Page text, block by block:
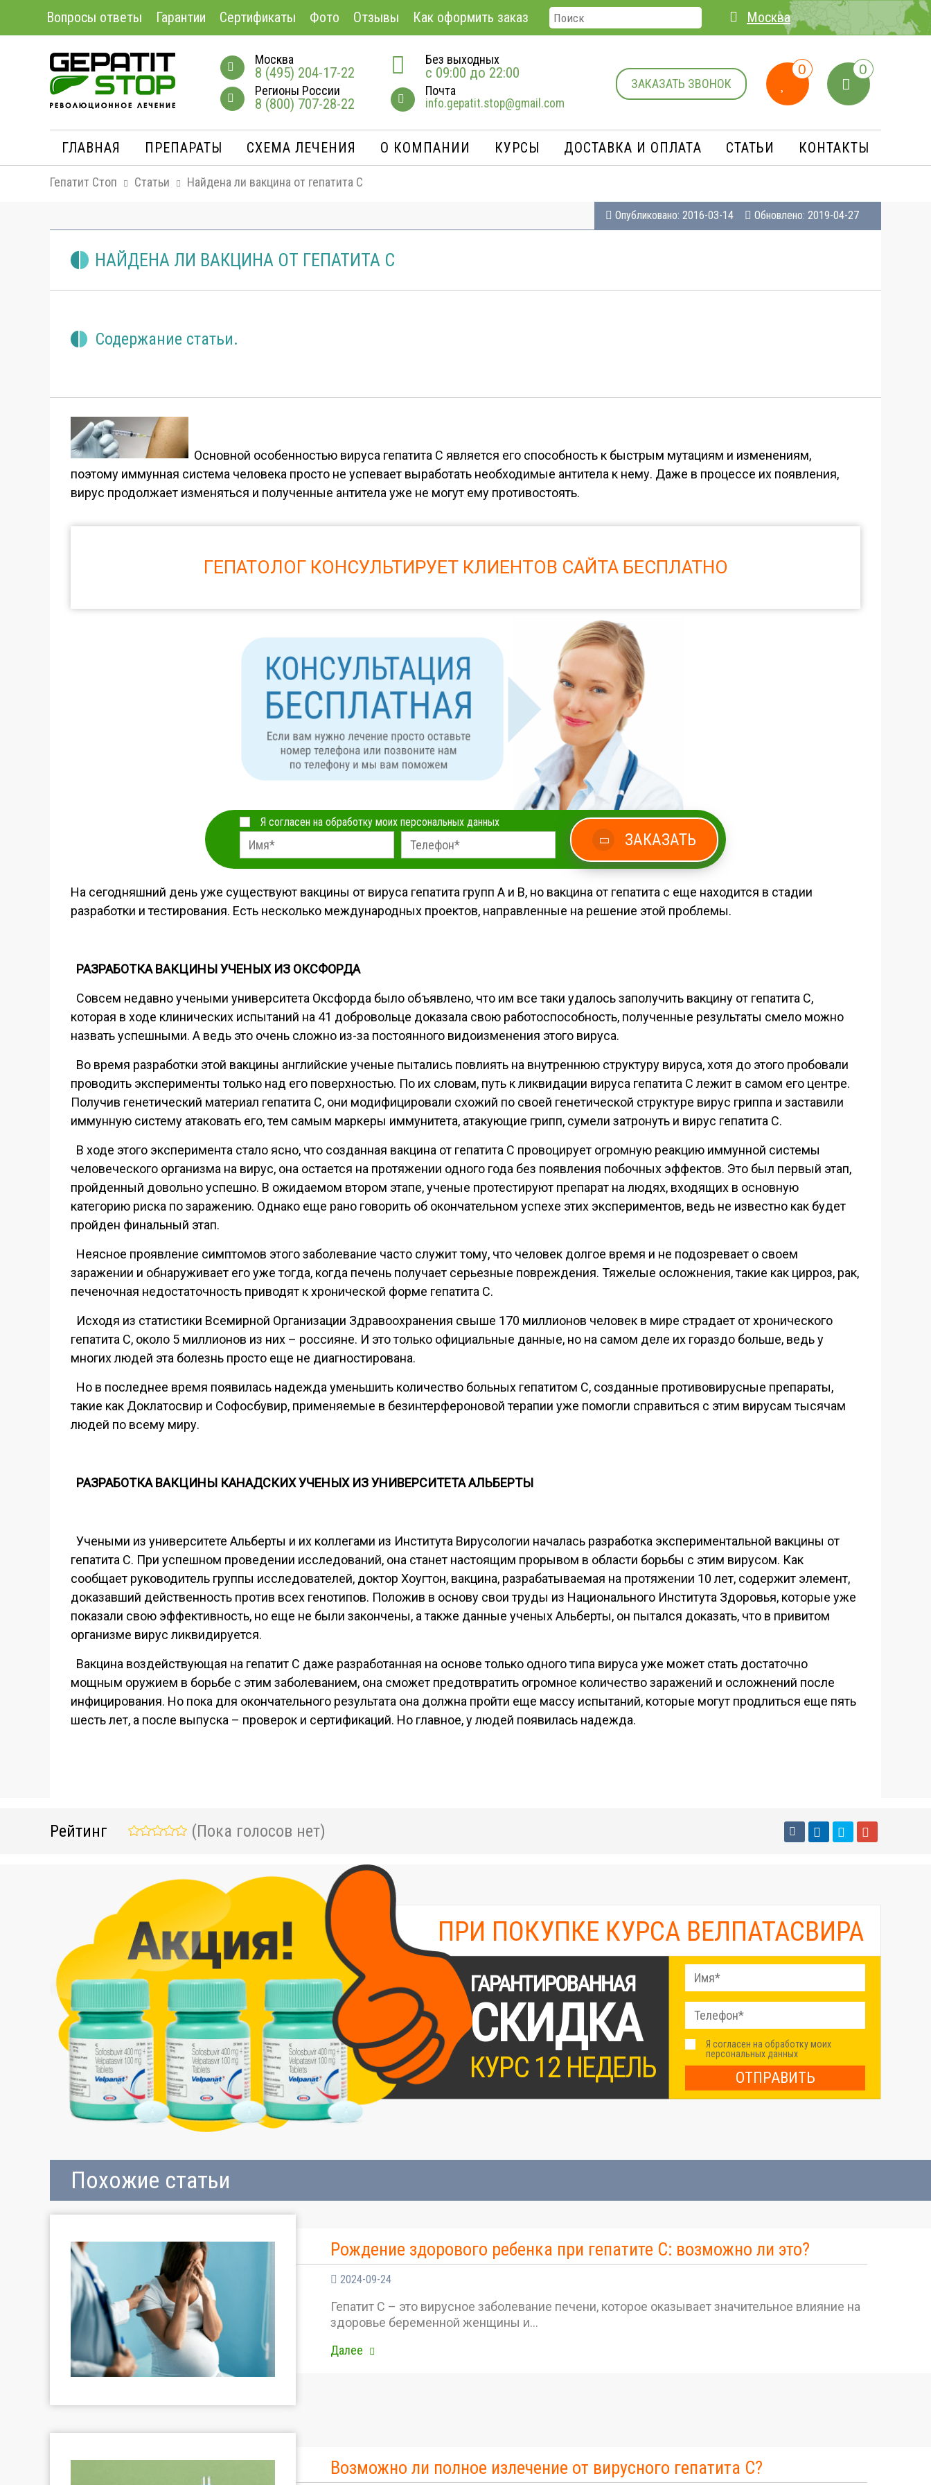
Вопросы ответы Гарантии Сертификаты Фото Отзывы Как оформить заказ Москва
Москва
8 (495) 204-17-22
Регионы России
8 (800) 707-28-22
Без выходных
с 09:00 до 22:00
Почта
info.gepatit.stop@gmail.com
ЗАКАЗАТЬ ЗВОНОК
0 0
ГЛАВНАЯ ПРЕПАРАТЫ СХЕМА ЛЕЧЕНИЯ О КОМПАНИИ КУРСЫ ДОСТАВКА И ОПЛАТA СТАТЬИ КОНТАКТЫ
Гепатит Стоп Статьи Найдена ли вакцина от гепатита С
Опубликовано: 2016-03-14 Обновлено: 2019-04-27
НАЙДЕНА ЛИ ВАКЦИНА ОТ ГЕПАТИТА С
Содержание статьи.
Основной особенностью вируса гепатита С является его способность к быстрым мутациям и изменениям,
поэтому иммунная система человека просто не успевает выработать необходимые антитела к нему. Даже в процессе их появления,
вирус продолжает изменяться и полученные антитела уже не могут ему противостоять.
ГЕПАТОЛОГ КОНСУЛЬТИРУЕТ КЛИЕНТОВ САЙТА БЕСПЛАТНО
Я согласен на обработку моих персональных данных
ЗАКАЗАТЬ
На сегодняшний день уже существуют вакцины от вируса гепатита групп А и В, но вакцина от гепатита с еще находится в стадии
разработки и тестирования. Есть несколько международных проектов, направленные на решение этой проблемы.
РАЗРАБОТКА ВАКЦИНЫ УЧЕНЫХ ИЗ ОКСФОРДА
Совсем недавно учеными университета Оксфорда было объявлено, что им все таки удалось заполучить вакцину от гепатита С,
которая в ходе клинических испытаний на 41 добровольце доказала свою работоспособность, полученные результаты смело можно
назвать успешными. А ведь это очень сложно из-за постоянного видоизменения этого вируса.
Во время разработки этой вакцины английские ученые пытались повлиять на внутреннюю структуру вируса, хотя до этого пробовали
проводить эксперименты только над его поверхностью. По их словам, путь к ликвидации вируса гепатита С лежит в самом его центре.
Получив генетический материал гепатита С, они модифицировали схожий по своей генетической структуре вирус гриппа и заставили
иммунную систему атаковать его, тем самым маркеры иммунитета, атакующие грипп, сумели затронуть и вирус гепатита С.
В ходе этого эксперимента стало ясно, что созданная вакцина от гепатита С провоцирует огромную реакцию иммунной системы
человеческого организма на вирус, она остается на протяжении одного года без появления побочных эффектов. Это был первый этап,
пройденный довольно успешно. В ожидаемом втором этапе, ученые протестируют препарат на людях, входящих в основную
категорию риска по заражению. Однако еще рано говорить об окончательном успехе этих экспериментов, ведь не известно как будет
пройден финальный этап.
Неясное проявление симптомов этого заболевание часто служит тому, что человек долгое время и не подозревает о своем
заражении и обнаруживает его уже тогда, когда печень получает серьезные повреждения. Тяжелые осложнения, такие как цирроз, рак,
печеночная недостаточность приводят к хронической форме гепатита С.
Исходя из статистики Всемирной Организации Здравоохранения свыше 170 миллионов человек в мире страдает от хронического
гепатита С, около 5 миллионов из них – россияне. И это только официальные данные, но на самом деле их гораздо больше, ведь у
многих людей эта болезнь просто еще не диагностирована.
Но в последнее время появилась надежда уменьшить количество больных гепатитом С, созданные противовирусные препараты,
такие как Доклатосвир и Софосбувир, применяемые в безинтерфероновой терапии уже помогли справиться с этим вирусам тысячам
людей по всему миру.
РАЗРАБОТКА ВАКЦИНЫ КАНАДСКИХ УЧЕНЫХ ИЗ УНИВЕРСИТЕТА АЛЬБЕРТЫ
Учеными из университете Альберты и их коллегами из Института Вирусологии началась разработка экспериментальной вакцины от
гепатита С. При успешном проведении исследований, она станет настоящим прорывом в области борьбы с этим вирусом. Как
сообщает руководитель группы исследователей, доктор Хоугтон, вакцина, разрабатываемая на протяжении 10 лет, содержит элемент,
доказавший действенность против всех генотипов. Положив в основу свои труды из Национального Института Здоровья, которые уже
показали свою эффективность, но еще не были закончены, а также данные ученых Альберты, он пытался доказать, что в привитом
организме вирус ликвидируется.
Вакцина воздействующая на гепатит С даже разработанная на основе только одного типа вируса уже может стать достаточно
мощным оружием в борьбе с этим заболеванием, она сможет предотвратить огромное количество заражений и осложнений после
инфицирования. Но пока для окончательного результата она должна пройти еще массу испытаний, которые могут продлиться еще пять
шесть лет, а после выпуска – проверок и сертификаций. Но главное, у людей появилась надежда.
Рейтинг (Пока голосов нет)
ПРИ ПОКУПКЕ КУРСА ВЕЛПАТАСВИРА
ГАРАНТИРОВАННАЯ
СКИДКА
КУРС 12 НЕДЕЛЬ
Я согласен на обработку моих
персональных данных
ОТПРАВИТЬ
Похожие статьи
Рождение здорового ребенка при гепатите С: возможно ли это?
2024-09-24
Гепатит С – это вирусное заболевание печени, которое оказывает значительное влияние на
здоровье беременной женщины и…
Далее
Возможно ли полное излечение от вирусного гепатита С?